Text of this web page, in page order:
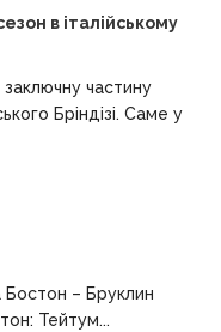
в італійському
частину
Бріндізі. Саме у
– Бруклин
Тейтум...